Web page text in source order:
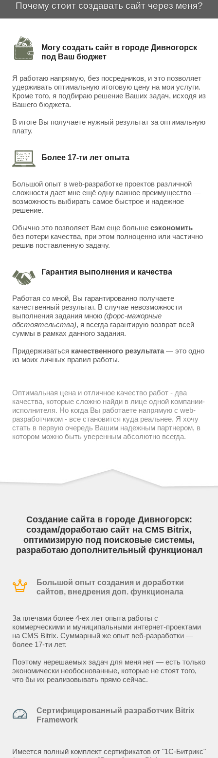
Почему стоит создавать сайт через меня?
Могу создать сайт в городе Дивногорск
под Ваш бюджет
Я работаю напрямую, без посредников, и это позволяет
удерживать оптимальную итоговую цену на мои услуги.
Кроме того, я подбираю решение Ваших задач, исходя из
Вашего бюджета.
В итоге Вы получаете нужный результат за оптимальную
плату.
Более 17-ти лет опыта
Большой опыт в web-разработке проектов различной
сложности дает мне ещё одну важное преимущество —
возможность выбирать самое быстрое и надежное
решение.
Обычно это позволяет Вам еще больше сэкономить
без потери качества, при этом полноценно или частично
решив поставленную задачу.
Гарантия выполнения и качества
Работая со мной, Вы гарантированно получаете
качественный результат. В случае невозможности
выполнения задания мною (форс-мажорные
обстоятельства), я всегда гарантирую возврат всей
суммы в рамках данного задания.
Придерживаться качественного результата— это одно
из моих личных правил работы.
Оптимальная цена и отличное качество работ - два
качества, которые сложно найди в лице одной компании-
исполнителя. Но когда Вы работаете напрямую с web-
разработчиком - все становится куда реальнее. Я хочу
стать в первую очередь Вашим надежным партнером, в
котором можно быть уверенным абсолютно всегда.
Создание сайта в городе Дивногорск:
создам/доработаю сайт на CMS Bitrix,
оптимизирую под поисковые системы,
разработаю дополнительный функционал
Большой опыт создания и доработки
сайтов, внедрения доп. функционала
За плечами более 4-ех лет опыта работы с
коммерческими и муниципальными интернет-проектами
на CMS Bitrix. Суммарный же опыт веб-разработки —
более 17-ти лет.
Поэтому нерешаемых задач для меня нет — есть только
экономически необоснованные, которые не стоят того,
что бы их реализовывать прямо сейчас.
Сертифицированный разработчик Bitrix
Framework
Имеется полный комплект сертификатов от "1С-Битрикс"